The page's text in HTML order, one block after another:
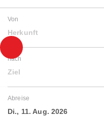
Von
Herkunft
nach
Ziel
Abreise
Di., 11. Aug. 2026